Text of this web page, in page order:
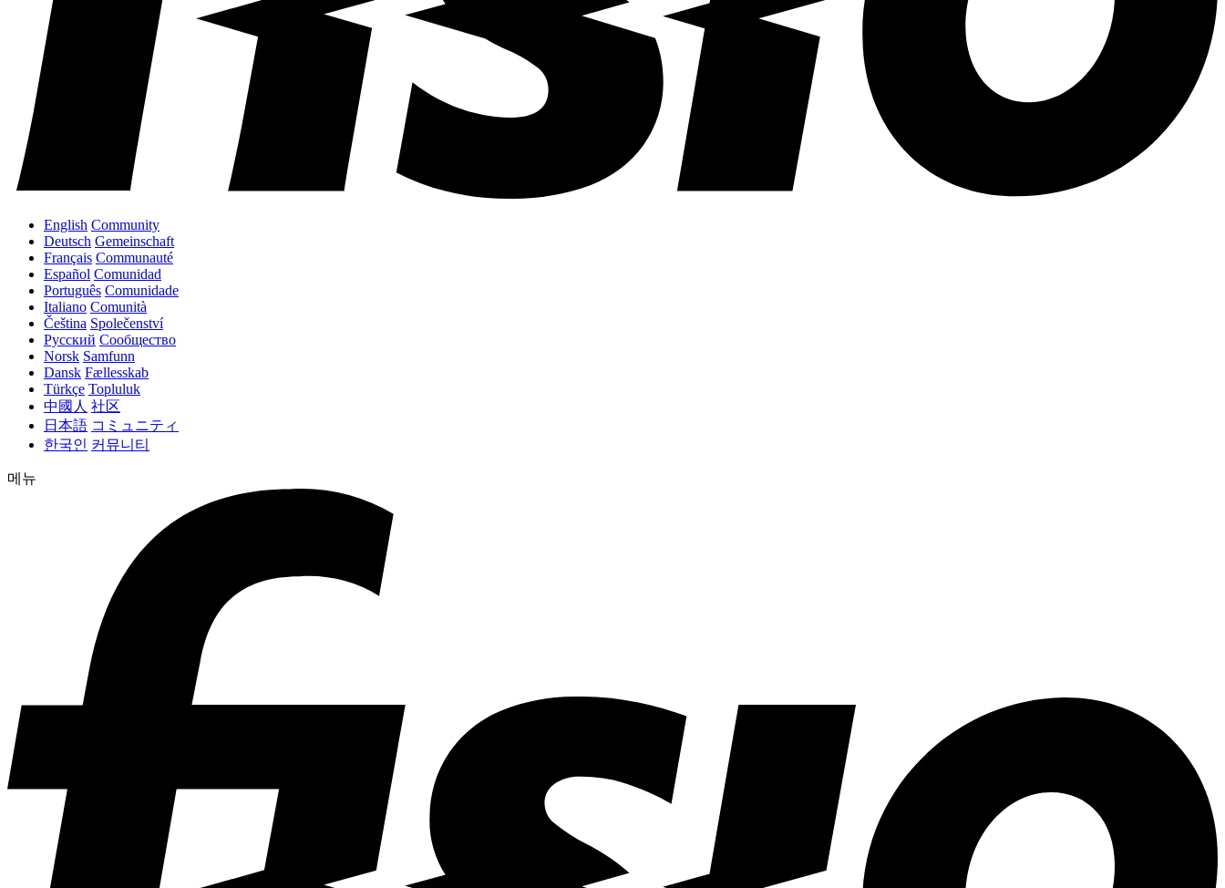
English Community
Deutsch Gemeinschaft
Français Communauté
Español Comunidad
Português Comunidade
Italiano Comunità
Čeština Společenství
Русский Сообщество
Norsk Samfunn
Dansk Fællesskab
Türkçe Topluluk
中國人 社区
日本語 コミュニティ
한국인 커뮤니티
메뉴